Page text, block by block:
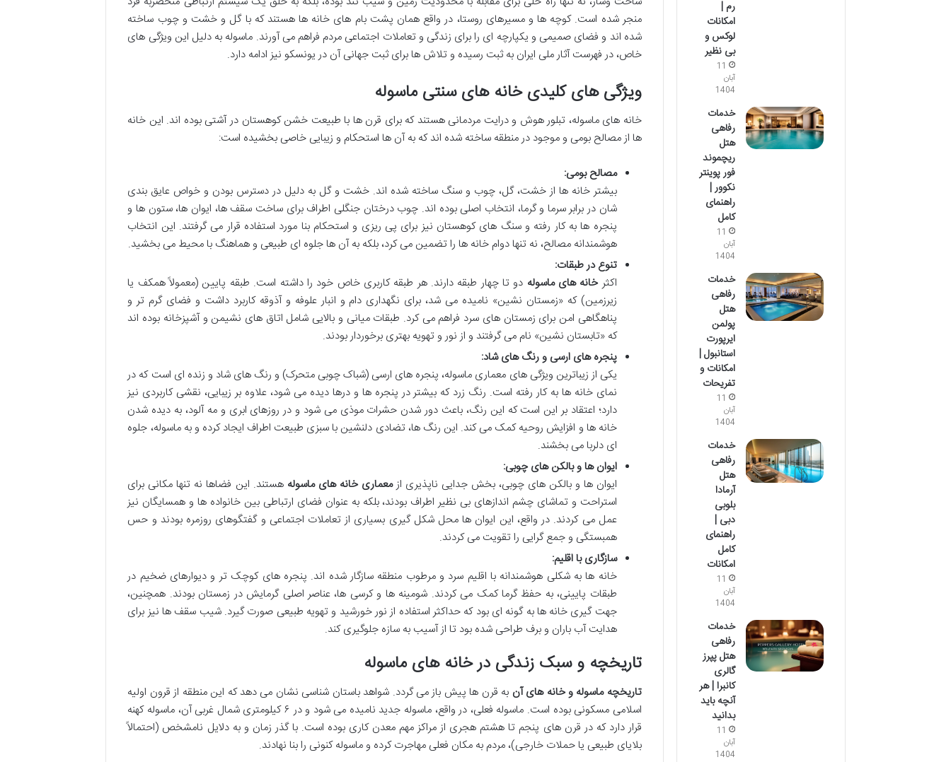
منجر شده است. کوچه ها و مسیرهای روستا، در واقع همان پشت بام های خانه ها هستند که با گل و خشت و چوب ساخته
شده اند و فضای صمیمی و یکپارچه ای را برای زندگی و تعاملات اجتماعی مردم فراهم می آورند. ماسوله به دلیل این ویژگی های
خاص، در فهرست آثار ملی ایران به ثبت رسیده و تلاش ها برای ثبت جهانی آن در یونسکو نیز ادامه دارد.
ویژگی های کلیدی خانه های سنتی ماسوله
خانه های ماسوله، تبلور هوش و درایت مردمانی هستند که برای قرن ها با طبیعت خشن کوهستان در آشتی بوده اند. این خانه
ها از مصالح بومی و موجود در منطقه ساخته شده اند که به آن ها استحکام و زیبایی خاصی بخشیده است:
مصالح بومی:
بیشتر خانه ها از خشت، گل، چوب و سنگ ساخته شده اند. خشت و گل به دلیل در دسترس بودن و خواص عایق بندی
شان در برابر سرما و گرما، انتخاب اصلی بوده اند. چوب درختان جنگلی اطراف برای ساخت سقف ها، ایوان ها، ستون ها و
پنجره ها به کار رفته و سنگ های کوهستان نیز برای پی ریزی و استحکام بنا مورد استفاده قرار می گرفتند. این انتخاب
هوشمندانه مصالح، نه تنها دوام خانه ها را تضمین می کرد، بلکه به آن ها جلوه ای طبیعی و هماهنگ با محیط می بخشید.
تنوع در طبقات:
اکثرخانه های ماسوله دو تا چهار طبقه دارند. هر طبقه کاربری خاص خود را داشته است. طبقه پایین (معمولاً همکف یا
زیرزمین) که «زمستان نشین» نامیده می شد، برای نگهداری دام و انبار علوفه و آذوقه کاربرد داشت و فضای گرم تر و
پناهگاهی امن برای زمستان های سرد فراهم می کرد. طبقات میانی و بالایی شامل اتاق های نشیمن و آشپزخانه بوده اند
که «تابستان نشین» نام می گرفتند و از نور و تهویه بهتری برخوردار بودند.
پنجره های ارسی و رنگ های شاد:
یکی از زیباترین ویژگی های معماری ماسوله، پنجره های ارسی (شباک چوبی متحرک) و رنگ های شاد و زنده ای است که در
نمای خانه ها به کار رفته است. رنگ زرد که بیشتر در پنجره ها و درها دیده می شود، علاوه بر زیبایی، نقشی کاربردی نیز
دارد؛ اعتقاد بر این است که این رنگ، باعث دور شدن حشرات موذی می شود و در روزهای ابری و مه آلود، به دیده شدن
خانه ها و افزایش روحیه کمک می کند. این رنگ ها، تضادی دلنشین با سبزی طبیعت اطراف ایجاد کرده و به ماسوله، جلوه
ای دلربا می بخشند.
ایوان ها و بالکن های چوبی:
ایوان ها و بالکن های چوبی، بخش جدایی ناپذیری ازمعماری خانه های ماسوله هستند. این فضاها نه تنها مکانی برای
استراحت و تماشای چشم اندازهای بی نظیر اطراف بودند، بلکه به عنوان فضای ارتباطی بین خانواده ها و همسایگان نیز
عمل می کردند. در واقع، این ایوان ها محل شکل گیری بسیاری از تعاملات اجتماعی و گفتگوهای روزمره بودند و حس
همبستگی و جمع گرایی را تقویت می کردند.
سازگاری با اقلیم:
خانه ها به شکلی هوشمندانه با اقلیم سرد و مرطوب منطقه سازگار شده اند. پنجره های کوچک تر و دیوارهای ضخیم در
طبقات پایینی، به حفظ گرما کمک می کردند. شومینه ها و کرسی ها، عناصر اصلی گرمایش در زمستان بودند. همچنین،
جهت گیری خانه ها به گونه ای بود که حداکثر استفاده از نور خورشید و تهویه طبیعی صورت گیرد. شیب سقف ها نیز برای
هدایت آب باران و برف طراحی شده بود تا از آسیب به سازه جلوگیری کند.
تاریخچه و سبک زندگی در خانه های ماسوله
تاریخچه ماسوله و خانه های آن به قرن ها پیش باز می گردد. شواهد باستان شناسی نشان می دهد که این منطقه از قرون اولیه
اسلامی مسکونی بوده است. ماسوله فعلی، در واقع، ماسوله جدید نامیده می شود و در ۶ کیلومتری شمال غربی آن، ماسوله کهنه
قرار دارد که در قرن های پنجم تا هشتم هجری از مراکز مهم معدن کاری بوده است. با گذر زمان و به دلایل نامشخص (احتمالاً
بلایای طبیعی یا حملات خارجی)، مردم به مکان فعلی مهاجرت کرده و ماسوله کنونی را بنا نهادند.
رم |
امکانات
لوکس و
بی نظیر
11
آبان
1404
خدمات
رفاهی
هتل
ریچموند
فور پوینتر
نکوور |
راهنمای
کامل
11
آبان
1404
خدمات
رفاهی
هتل
پولمن
ایرپورت
استانبول |
امکانات و
تفریحات
11
آبان
1404
خدمات
رفاهی
هتل
آرمادا
بلوبی
دبی |
راهنمای
کامل
امکانات
11
آبان
1404
خدمات
رفاهی
هتل پپرز
گالری
کانبرا | هر
آنچه باید
بدانید
11
آبان
1404